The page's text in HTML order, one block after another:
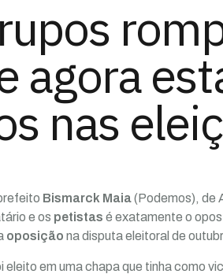
agora
nas
Bismarck Maia(Podemos), de
e os petistas é exatamente o
oposição na disputa eleitoral de
eleito em uma chapa que tinha como